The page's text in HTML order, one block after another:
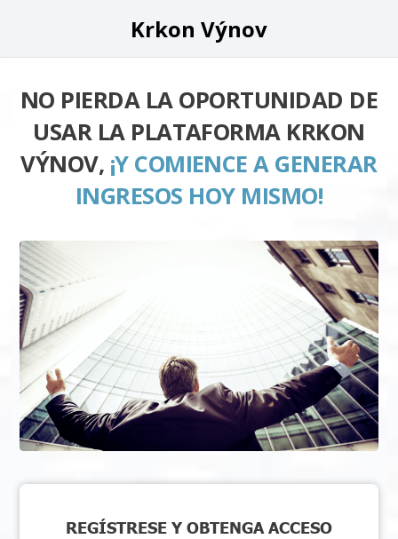
Krkon Výnov
NO PIERDA LA OPORTUNIDAD DE
USAR LA PLATAFORMA KRKON
VÝNOV, ¡Y COMIENCE A GENERAR
INGRESOS HOY MISMO!
REGÍSTRESE Y OBTENGA ACCESO